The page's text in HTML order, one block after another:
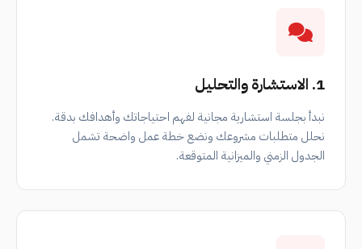
1. الاستشارة والتحليل
نبدأ بجلسة استشارية مجانية لفهم احتياجاتك وأهدافك بدقة.
نحلل متطلبات مشروعك ونضع خطة عمل واضحة تشمل
الجدول الزمني والميزانية المتوقعة.